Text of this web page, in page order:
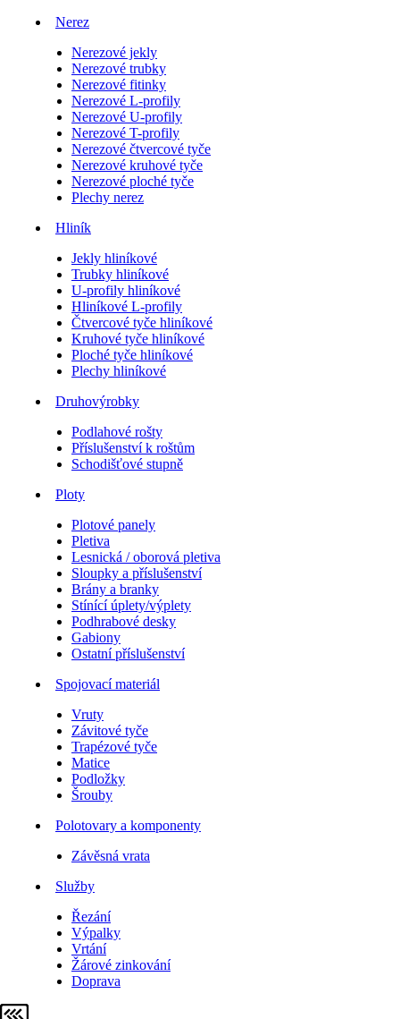
Nerez
Nerezové jekly
Nerezové trubky
Nerezové fitinky
Nerezové L-profily
Nerezové U-profily
Nerezové T-profily
Nerezové čtvercové tyče
Nerezové kruhové tyče
Nerezové ploché tyče
Plechy nerez
Hliník
Jekly hliníkové
Trubky hliníkové
U-profily hliníkové
Hliníkové L-profily
Čtvercové tyče hliníkové
Kruhové tyče hliníkové
Ploché tyče hliníkové
Plechy hliníkové
Druhovýrobky
Podlahové rošty
Příslušenství k roštům
Schodišťové stupně
Ploty
Plotové panely
Pletiva
Lesnická / oborová pletiva
Sloupky a příslušenství
Brány a branky
Stínící úplety/výplety
Podhrabové desky
Gabiony
Ostatní příslušenství
Spojovací materiál
Vruty
Závitové tyče
Trapézové tyče
Matice
Podložky
Šrouby
Polotovary a komponenty
Závěsná vrata
Služby
Řezání
Výpalky
Vrtání
Žárové zinkování
Doprava